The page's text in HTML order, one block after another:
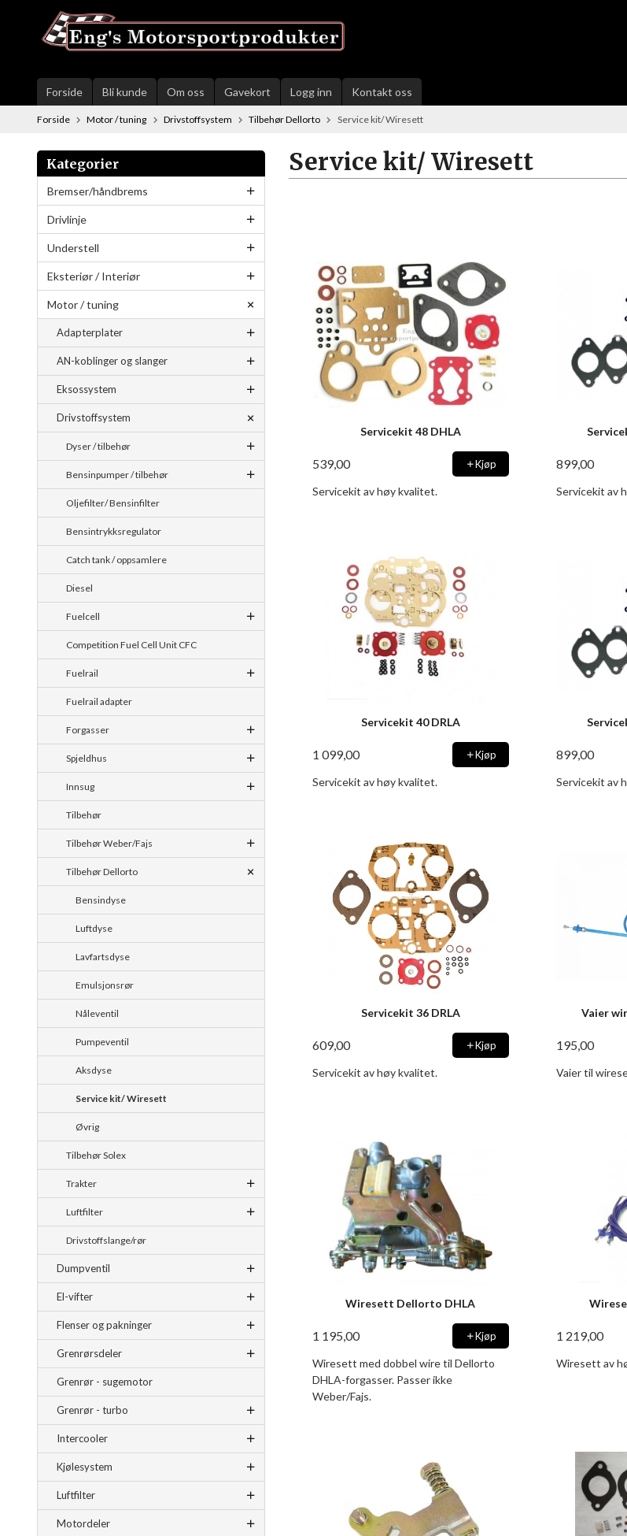
innholdet
Forside Bli kunde Om oss Gavekort Logg inn Kontakt oss
Forside Motor / tuning Drivstoffsystem Tilbehør Dellorto Service kit/ Wiresett
Kategorier
Bremser/håndbrems
Drivlinje
Understell
Eksteriør / Interiør
Motor / tuning
Adapterplater
AN-koblinger og slanger
Eksossystem
Drivstoffsystem
Dyser / tilbehør
Bensinpumper / tilbehør
Oljefilter/ Bensinfilter
Bensintrykksregulator
Catch tank / oppsamlere
Diesel
Fuelcell
Competition Fuel Cell Unit CFC
Fuelrail
Fuelrail adapter
Forgasser
Spjeldhus
Innsug
Tilbehør
Tilbehør Weber/Fajs
Tilbehør Dellorto
Bensindyse
Luftdyse
Lavfartsdyse
Emulsjonsrør
Nåleventil
Pumpeventil
Aksdyse
Service kit/ Wiresett
Øvrig
Tilbehør Solex
Trakter
Luftfilter
Drivstoffslange/rør
Dumpventil
El-vifter
Flenser og pakninger
Grenrørsdeler
Grenrør - sugemotor
Grenrør - turbo
Intercooler
Kjølesystem
Luftfilter
Motordeler
Service kit/ Wiresett
Servicekit 48 DHLA
539,00 Kjøp
Servicekit av høy kvalitet.
899,00
Servicekit av
Servicekit 40 DRLA
1 099,00 Kjøp
Servicekit av høy kvalitet.
899,00
Servicekit av
Servicekit 36 DRLA
609,00 Kjøp
Servicekit av høy kvalitet.
Vaier
195,00
Vaier til
Wiresett Dellorto DHLA
1 195,00 Kjøp
Wiresett med dobbel wire til Dellorto
DHLA-forgasser. Passer ikke
Weber/Fajs.
1 219,00
Wiresett av